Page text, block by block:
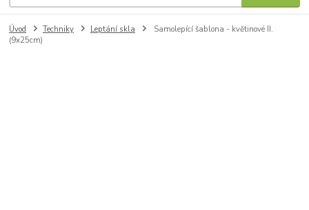
Úvod Techniky Leptání skla
Samolepící šablona - květinové II.
(9x25cm)